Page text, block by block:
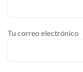
Tu correo electrónico